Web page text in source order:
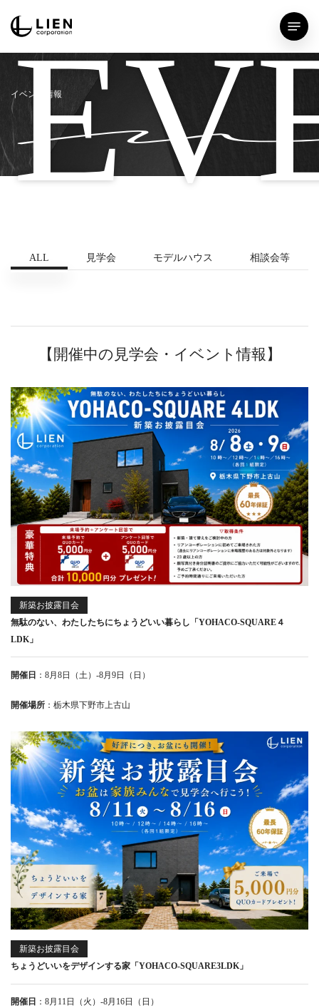
content
Menu
イベント情報
ALL 見学会 モデルハウス 相談会等
【開催中の見学会・イベント情報】
新築お披露目会
無駄のない、わたしたちにちょうどいい暮らし「YOHACO-SQUARE４
LDK」
開催日 ：8月8日（土）-8月9日（日）
開催場所 ：栃木県下野市上古山
新築お披露目会
ちょうどいいをデザインする家「YOHACO-SQUARE3LDK」
開催日 ：8月11日（火）-8月16日（日）